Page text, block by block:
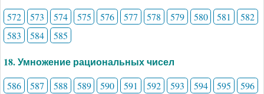
572 573 574 575 576 577 578 579 580 581
582
583
584 585
18. Умножение рациональных чисел
586 587 588 589 590 591 592 593 594 595
596